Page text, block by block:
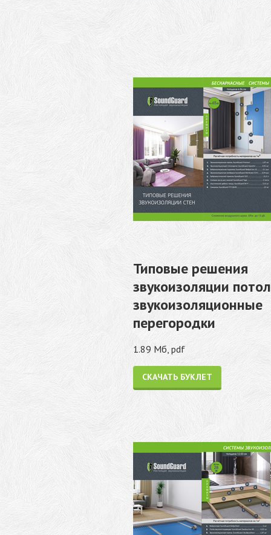
Типовые решения
звукоизоляции
звукоизоляционные
перегородки
1.89 Мб, pdf
СКАЧАТЬ БУКЛЕТ